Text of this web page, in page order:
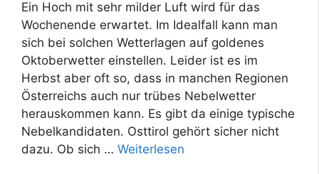
Ein Hoch mit sehr milder Luft wird für das
Wochenende erwartet. Im Idealfall kann man
sich bei solchen Wetterlagen auf goldenes
Oktoberwetter einstellen. Leider ist es im
Herbst aber oft so, dass in manchen Regionen
Österreichs auch nur trübes Nebelwetter
herauskommen kann. Es gibt da einige typische
Nebelkandidaten. Osttirol gehört sicher nicht
dazu. Ob sich … Weiterlesen